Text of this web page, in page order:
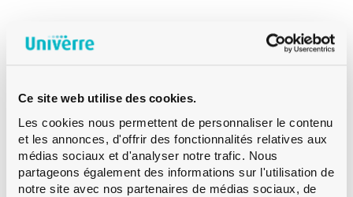
Ce site web utilise des cookies.
Les cookies nous permettent de personnaliser le contenu
et les annonces, d'offrir des fonctionnalités relatives aux
médias sociaux et d'analyser notre trafic. Nous
partageons également des informations sur l'utilisation de
notre site avec nos partenaires de médias sociaux, de